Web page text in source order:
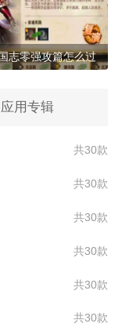
志零强攻篇怎么过
应用专辑
共30款
共30款
共30款
共30款
共30款
共30款